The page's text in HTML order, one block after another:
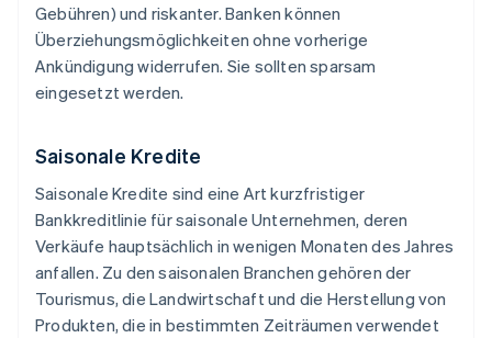
Gebühren) und riskanter. Banken können
Überziehungsmöglichkeiten ohne vorherige
Ankündigung widerrufen. Sie sollten sparsam
eingesetzt werden.
Saisonale Kredite
Saisonale Kredite sind eine Art kurzfristiger
Bankkreditlinie für saisonale Unternehmen, deren
Verkäufe hauptsächlich in wenigen Monaten des Jahres
anfallen. Zu den saisonalen Branchen gehören der
Tourismus, die Landwirtschaft und die Herstellung von
Produkten, die in bestimmten Zeiträumen verwendet